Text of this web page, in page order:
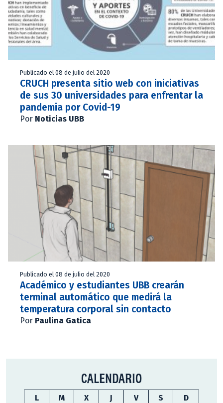
Publicado el 08 de julio del 2020
CRUCH presenta sitio web con iniciativas
de sus 30 universidades para enfrentar la
pandemia por Covid-19
Por Noticias UBB
Publicado el 08 de julio del 2020
Académico y estudiantes UBB crearán
terminal automático que medirá la
temperatura corporal sin contacto
Por Paulina Gatica
CALENDARIO
L M X J V S
D